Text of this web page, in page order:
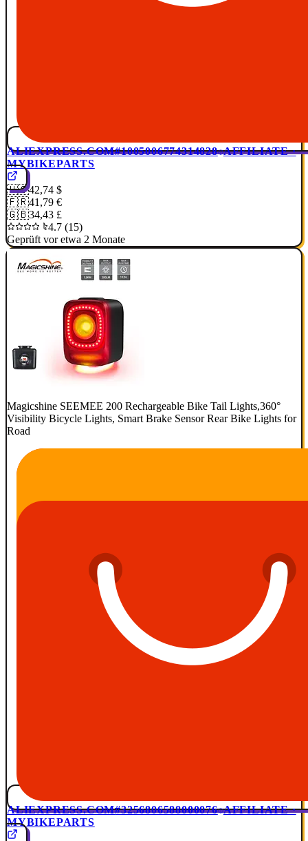
ALIEXPRESS.COM#1005006774314828 AFFILIATE ·
MYBIKEPARTS
🇺🇸42,74 $
🇫🇷41,79 €
🇬🇧34,43 £
4.7 (15)
Geprüft vor etwa 2 Monate
Magicshine SEEMEE 200 Rechargeable Bike Tail Lights,360°
Visibility Bicycle Lights, Smart Brake Sensor Rear Bike Lights for
Road
ALIEXPRESS.COM#3256806588000076 AFFILIATE ·
MYBIKEPARTS